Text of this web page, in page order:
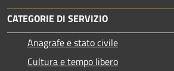
CATEGORIE DI SERVIZIO
Anagrafe e stato civile
Cultura e tempo libero